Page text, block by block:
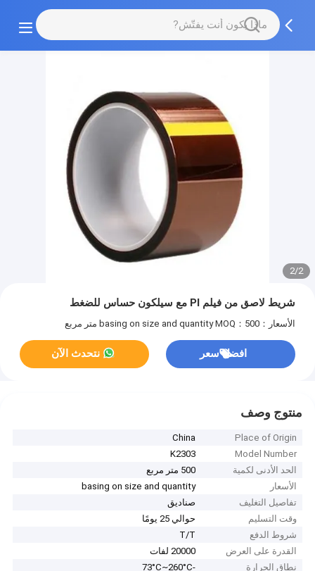
2/2
شريط لاصق من فيلم PI مع سيلكون حساس للضغط
الأسعار：basing on size and quantity MOQ：500 متر مربع
افضل سعر نتحدث الآن
منتوج وصف
Place of Origin
China
Model Number
K2303
الحد الأدنى لكمية
500 متر مربع
الأسعار
basing on size and quantity
تفاصيل التغليف
صناديق
وقت التسليم
حوالي 25 يومًا
شروط الدفع
T/T
القدرة على العرض
20000 لفات
نطاق الحرارة
-73°C~260°C